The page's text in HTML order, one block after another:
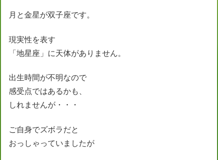
月と金星が双子座です。
現実性を表す
「地星座」に天体がありません。
出生時間が不明なので
感受点ではあるかも、
しれませんが・・・
ご自身でズボラだと
おっしゃっていましたが